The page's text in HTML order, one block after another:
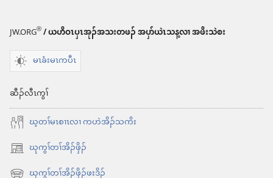
ခိၣ်
ကျိာ်
ကွဲး
စီ
JW.ORG®/ ယဟိဝၤပှၤအုၣ်အသးတဖၣ် အပှာ်ယဲၤသန့လၢ အဖိးသဲစး
မၤခံးမၤကပီၤ
ဆီၣ်လီၤကွၢ်
ဃ့တၢ်မၤစၢၤလၢ ကဟဲအိၣ်သကိး
ဃုကွၢ်တၢ်အိၣ်ဖှိၣ်
အိး
ထီၣ် ဃုကွၢ်တၢ်အိၣ်ဖှိၣ်ဖးဒိၣ်